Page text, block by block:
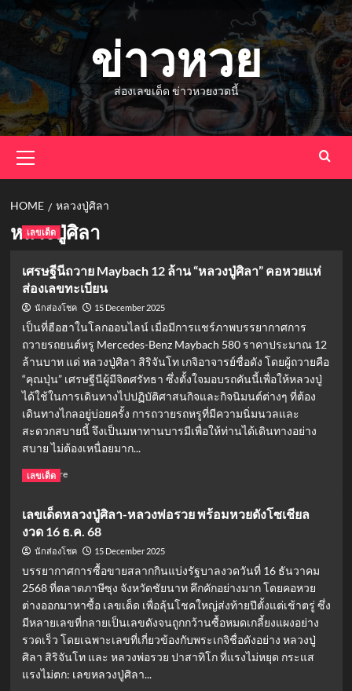
Skip
ข่าวหวย
ส่องเลขเด็ด ข่าวหวยงวดนี้
Menu
HOME หลวงปู่ศิลา
หลวงปู่ศิลา
เลขเด็ด
เศรษฐีนีถวาย Maybach 12 ล้าน “หลวงปู่ศิลา” คอหวยแห่
ส่องเลขทะเบียน
นักส่องโชค 15 December 2025
เป็นที่ฮือฮาในโลกออนไลน์ เมื่อมีการแชร์ภาพบรรยากาศการ
ถวายรถยนต์หรู Mercedes-Benz Maybach 580 ราคาประมาณ 12
ล้านบาท แด่ หลวงปู่ศิลา สิริจันโท เกจิอาจารย์ชื่อดัง โดยผู้ถวายคือ
“คุณปุ่น” เศรษฐีนีผู้มีจิตศรัทธา ซึ่งตั้งใจมอบรถคันนี้เพื่อให้หลวงปู่
ได้ใช้ในการเดินทางไปปฏิบัติศาสนกิจและกิจนิมนต์ต่างๆ ที่ต้อง
เดินทางไกลอยู่บ่อยครั้ง การถวายรถหรูที่มีความนิ่มนวลและ
สะดวกสบายนี้ จึงเป็นมหาทานบารมีเพื่อให้ท่านได้เดินทางอย่าง
สบาย ไม่ต้องเหนื่อยมาก...
Read MoreRead
เศรษฐีนี
ถวาย
Maybach
ล้าน
“หลวง
ปู่
ศิลา”
คอ
หวย
ส่อง
เลขเด็ด
เลขเด็ดหลวงปู่ศิลา-หลวงพ่อรวย พร้อมหวยดังโซเชียล
งวด 16 ธ.ค. 68
นักส่องโชค 15 December 2025
บรรยากาศการซื้อขายสลากกินแบ่งรัฐบาลงวดวันที่ 16 ธันวาคม
2568 ที่ตลาดภาษีซุง จังหวัดชัยนาท คึกคักอย่างมาก โดยคอหวย
ต่างออกมาหาซื้อ เลขเด็ด เพื่อลุ้นโชคใหญ่ส่งท้ายปีตั้งแต่เช้าตรู่ ซึ่ง
มีหลายเลขที่กลายเป็นเลขดังจนถูกกว้านซื้อหมดเกลี้ยงแผงอย่าง
รวดเร็ว โดยเฉพาะเลขที่เกี่ยวข้องกับพระเกจิชื่อดังอย่าง หลวงปู่
ศิลา สิริจันโท และ หลวงพ่อรวย ปาสาทิโก ที่แรงไม่หยุด กระแส
แรงไม่ตก: เลขหลวงปู่ศิลา...